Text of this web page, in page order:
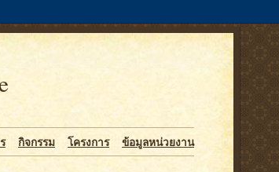
กิจกรรม โครงการ ข้อมูลหน่วยงาน